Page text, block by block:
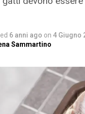
6 anni ago on 4 Giugno
Sammartino